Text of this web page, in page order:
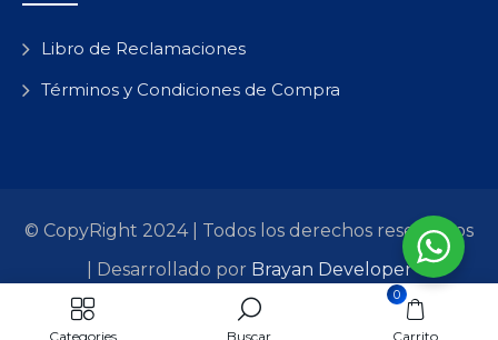
Categories Buscar
0
Carrito
Libro de Reclamaciones
Términos y Condiciones de Compra
© CopyRight 2024 | Todos los derechos reservados
| Desarrollado por Brayan Developer
All Pages